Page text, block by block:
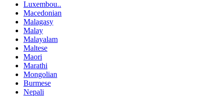
Luxembou..
Macedonian
Malagasy
Malay
Malayalam
Maltese
Maori
Marathi
Mongolian
Burmese
Nepali